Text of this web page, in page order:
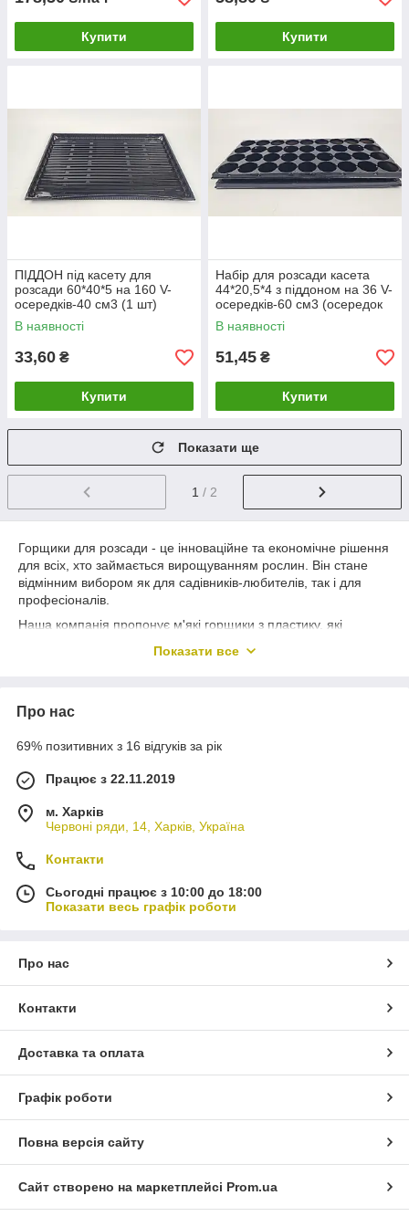
Купити Купити
ПІДДОН під касету для
розсади 60*40*5 на 160 V-
осередків-40 см3 (1 шт)
В наявності
33,60 ₴
Купити
Набір для розсади касета
44*20,5*4 з піддоном на 36 V-
осередків-60 см3 (осередок
діаметр 45мм*40мм) (1 шт)
В наявності
51,45 ₴
Купити
Показати ще
1 / 2
Горщики для розсади - це інноваційне та економічне рішення
для всіх, хто займається вирощуванням рослин. Він стане
відмінним вибором як для садівників-любителів, так і для
професіоналів.
Наша компанія пропонує м'які горщики з пластику, які
підходять для вирощування розсади овочів, фруктів та квітів
обрати оптимальний варіант для кожного випадку. Вони
міцність та стійкість.
М'який матеріал горщика дозволяє легко виймати рослину
стінки горщика дозволяють контролювати стан грунту та
коріння рослин.
Наші горщики доступні за мінімальними цінами і можуть
служити Вам від п'яти до семи сезонів. Вироблені з
екологічно чистого пластику, що є безпечним для рослин та
навколишнього середовища.
Детальніше на нашому сайті: https://kharkovpack.com.ua
Показати все
Про нас
69% позитивних з 16 відгуків за рік
Працює з 22.11.2019
м. Харків
Червоні ряди, 14, Харків, Україна
Контакти
Сьогодні працює з 10:00 до 18:00
Показати весь графік роботи
Про нас
Контакти
Доставка та оплата
Графік роботи
Повна версія сайту
Сайт створено на маркетплейсі Prom.ua